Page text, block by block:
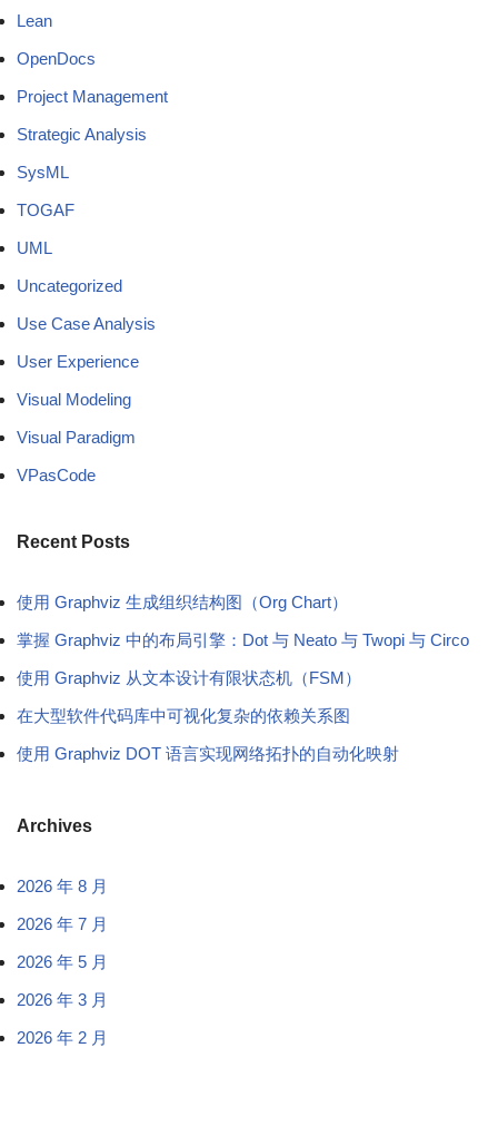
Lean
OpenDocs
Project Management
Strategic Analysis
SysML
TOGAF
UML
Uncategorized
Use Case Analysis
User Experience
Visual Modeling
Visual Paradigm
VPasCode
Recent Posts
使用 Graphviz 生成组织结构图（Org Chart）
掌握 Graphviz 中的布局引擎：Dot 与 Neato 与 Twopi 与 Circo
使用 Graphviz 从文本设计有限状态机（FSM）
在大型软件代码库中可视化复杂的依赖关系图
使用 Graphviz DOT 语言实现网络拓扑的自动化映射
Archives
2026 年 8 月
2026 年 7 月
2026 年 5 月
2026 年 3 月
2026 年 2 月